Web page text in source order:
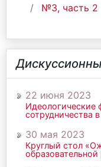
№3, часть 2
22 июня 2023
Идеологические
сотрудничества
30 мая 2023
Круглый стол